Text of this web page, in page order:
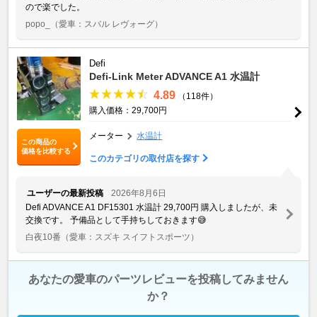
ので楽でした。
popo_
（愛車：スバル レヴォーグ）
この商品の
価格を比較する
Defi
Defi-Link Meter ADVANCE A1 水温計
4.89
（118件）
購入価格：29,700円
メーター 水温計
このカテゴリの取付店を探す
ユーザーの最新投稿
2026年8月6日
Defi ADVANCE A1 DF15301 水温計 29,700円 購入しましたが、未
交換です。 予備品として手持ちしておきます😅
白夜10番 （愛車：スズキ スイフトスポーツ）
あなたの愛車のパーツレビューを投稿してみません
か？